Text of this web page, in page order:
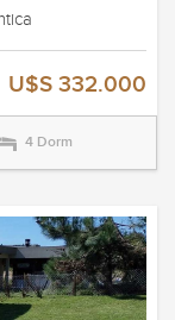
U$S 332.000
4 Dorm